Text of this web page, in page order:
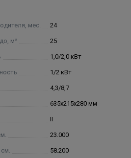
мес. 24
м² 25
1,0/2,0 кВт
1/2 кВт
4,3/8,7
635x215x280 мм
II
23.000
58.200